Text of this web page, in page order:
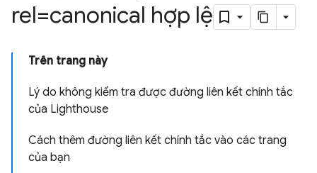
rel=canonical hợp lệ
Trên trang này
Lý do không kiểm tra được đường liên kết chính tắc
của Lighthouse
Cách thêm đường liên kết chính tắc vào các trang
của bạn